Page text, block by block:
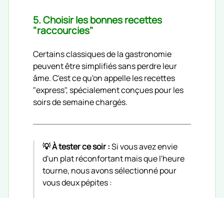
5. Choisir les bonnes recettes
"raccourcies"
Certains classiques de la gastronomie
peuvent être simplifiés sans perdre leur
âme. C'est ce qu'on appelle les recettes
"express", spécialement conçues pour les
soirs de semaine chargés.
💡 À tester ce soir :Si vous avez envie
d'un plat réconfortant mais que l'heure
tourne, nous avons sélectionné pour
vous deux pépites :